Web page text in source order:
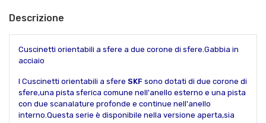
Descrizione
Cuscinetti orientabili a sfere a due corone di sfere.Gabbia in
acciaio
I Cuscinetti orientabili a sfere SKF sono dotati di due corone di
sfere,una pista sferica comune nell'anello esterno e una pista
con due scanalature profonde e continue nell'anello
interno.Questa serie è disponibile nella versione aperta,sia